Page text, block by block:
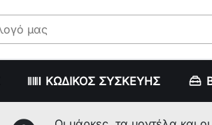
ΚΩΔΙΚΟΣ ΣΥΣΚΕΥΗΣ